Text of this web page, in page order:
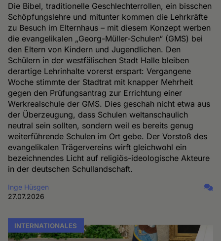
Die Bibel, traditionelle Geschlechterrollen, ein bisschen
Schöpfungslehre und mitunter kommen die Lehrkräfte
zu Besuch im Elternhaus – mit diesem Konzept werben
die evangelikalen „Georg-Müller-Schulen“ (GMS) bei
den Eltern von Kindern und Jugendlichen. Den
Schülern in der westfälischen Stadt Halle bleiben
derartige Lehrinhalte vorerst erspart: Vergangene
Woche stimmte der Stadtrat mit knapper Mehrheit
gegen den Prüfungsantrag zur Errichtung einer
Werkrealschule der GMS. Dies geschah nicht etwa aus
der Überzeugung, dass Schulen weltanschaulich
neutral sein sollten, sondern weil es bereits genug
weiterführende Schulen im Ort gebe. Der Vorstoß des
evangelikalen Trägervereins wirft gleichwohl ein
bezeichnendes Licht auf religiös-ideologische Akteure
in der deutschen Schullandschaft.
Inge Hüsgen
27.07.2026
INTERNATIONALES